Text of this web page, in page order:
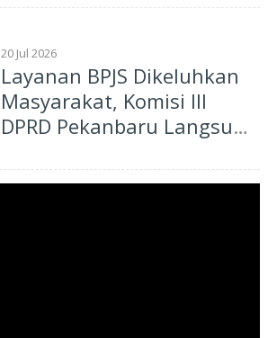
20 Jul 2026
Layanan BPJS Dikeluhkan
Masyarakat, Komisi III
DPRD Pekanbaru Langsung